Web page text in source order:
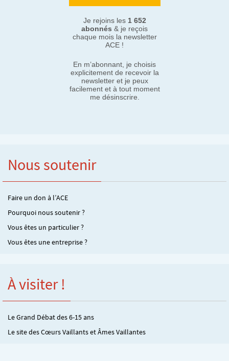
Je rejoins les 1 652
abonnés & je reçois
chaque mois la newsletter
ACE !
En m’abonnant, je choisis
explicitement de recevoir la
newsletter et je peux
facilement et à tout moment
me désinscrire.
Nous soutenir
Faire un don à l’ACE
Pourquoi nous soutenir ?
Vous êtes un particulier ?
Vous êtes une entreprise ?
À visiter !
Le Grand Débat des 6-15 ans
Le site des Cœurs Vaillants et Âmes Vaillantes